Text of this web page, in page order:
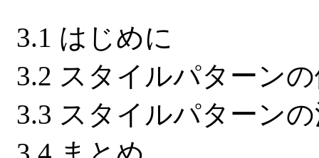
3.1 はじめに
3.2 スタイルパターン
3.3 スタイルパターン